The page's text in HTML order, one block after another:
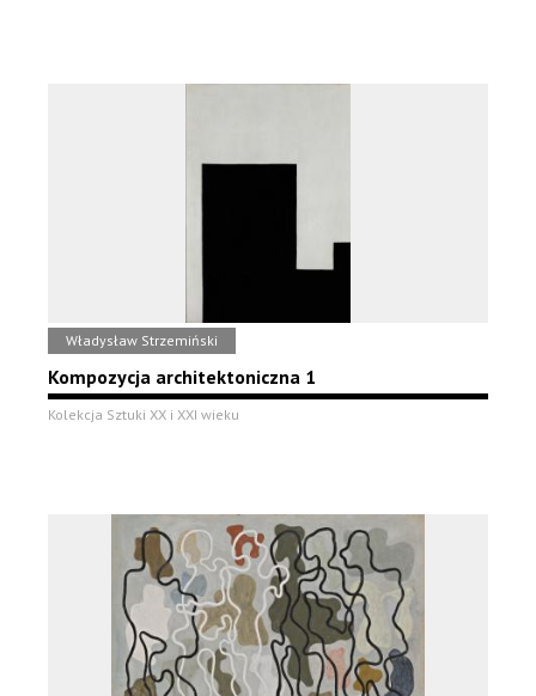
Władysław Strzemiński
Kompozycja architektoniczna 1
Kolekcja Sztuki XX i XXI wieku